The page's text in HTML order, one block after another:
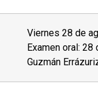
Viernes 28 de
Examen oral:
Guzmán